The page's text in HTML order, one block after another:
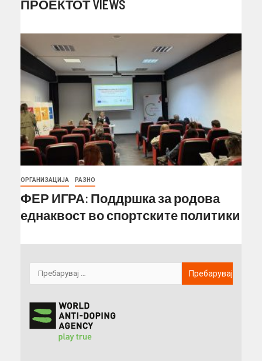
ПРОЕКТОТ VIEWS
ОРГАНИЗАЦИЈА РАЗНО
ФЕР ИГРА: Поддршка за родова
еднаквост во спортските политики